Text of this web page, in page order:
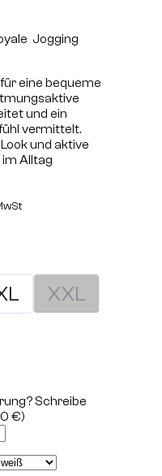
Jogging
eine bequeme
und ein
vermittelt.
und aktive
im Alltag
XXL
Schreibe
€)